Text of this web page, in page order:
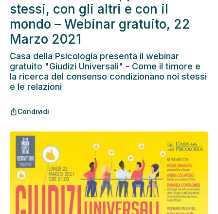
stessi, con gli altri e con il
mondo – Webinar gratuito, 22
Marzo 2021
Casa della Psicologia presenta il webinar
gratuito "Giudizi Universali" - Come il timore e
la ricerca del consenso condizionano noi stessi
e le relazioni
ios_shareCondividi